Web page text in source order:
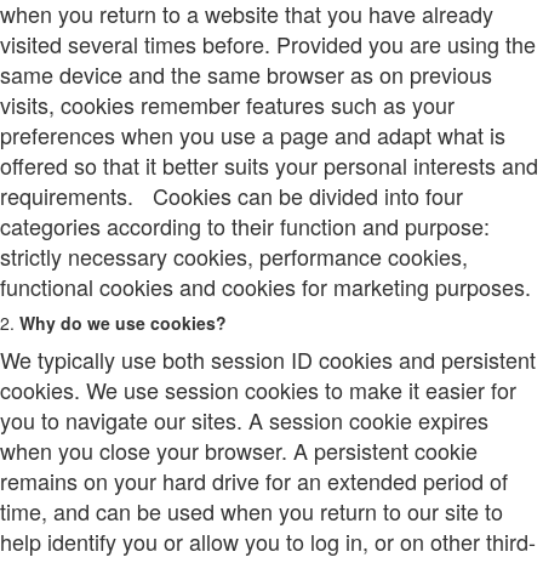
when you return to a website that you have already
visited several times before. Provided you are using the
same device and the same browser as on previous
visits, cookies remember features such as your
preferences when you use a page and adapt what is
offered so that it better suits your personal interests and
requirements. Cookies can be divided into four
categories according to their function and purpose:
strictly necessary cookies, performance cookies,
functional cookies and cookies for marketing purposes.
2. Why do we use cookies?
We typically use both session ID cookies and persistent
cookies. We use session cookies to make it easier for
you to navigate our sites. A session cookie expires
when you close your browser. A persistent cookie
remains on your hard drive for an extended period of
time, and can be used when you return to our site to
help identify you or allow you to log in, or on other third-